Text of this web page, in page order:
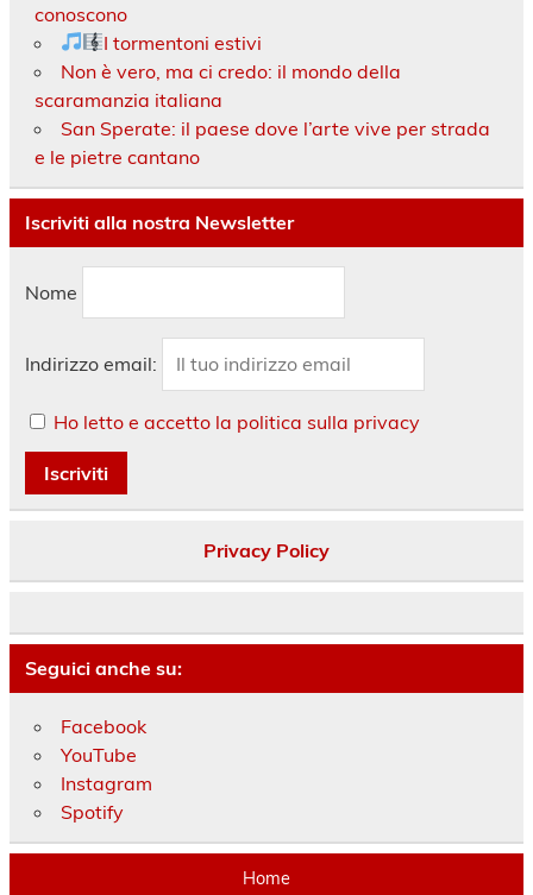
conoscono
I tormentoni estivi
Non è vero, ma ci credo: il mondo della
scaramanzia italiana
San Sperate: il paese dove l’arte vive per strada
e le pietre cantano
Iscriviti alla nostra Newsletter
Nome
Indirizzo email:
Ho letto e accetto la politica sulla privacy
Privacy Policy
Seguici anche su:
Facebook
YouTube
Instagram
Spotify
Home